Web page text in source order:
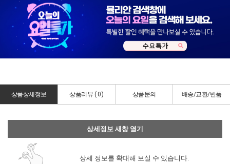
상품상세정보 상품리뷰 ( 0) 상품문의 배송/교환/반품
상세정보 새창 열기
상세 정보를 확대해 보실 수 있습니다.